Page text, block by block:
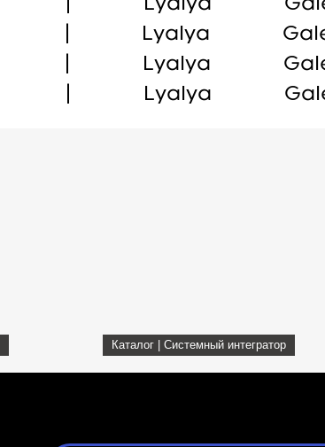
Каталог | Системный интегратор